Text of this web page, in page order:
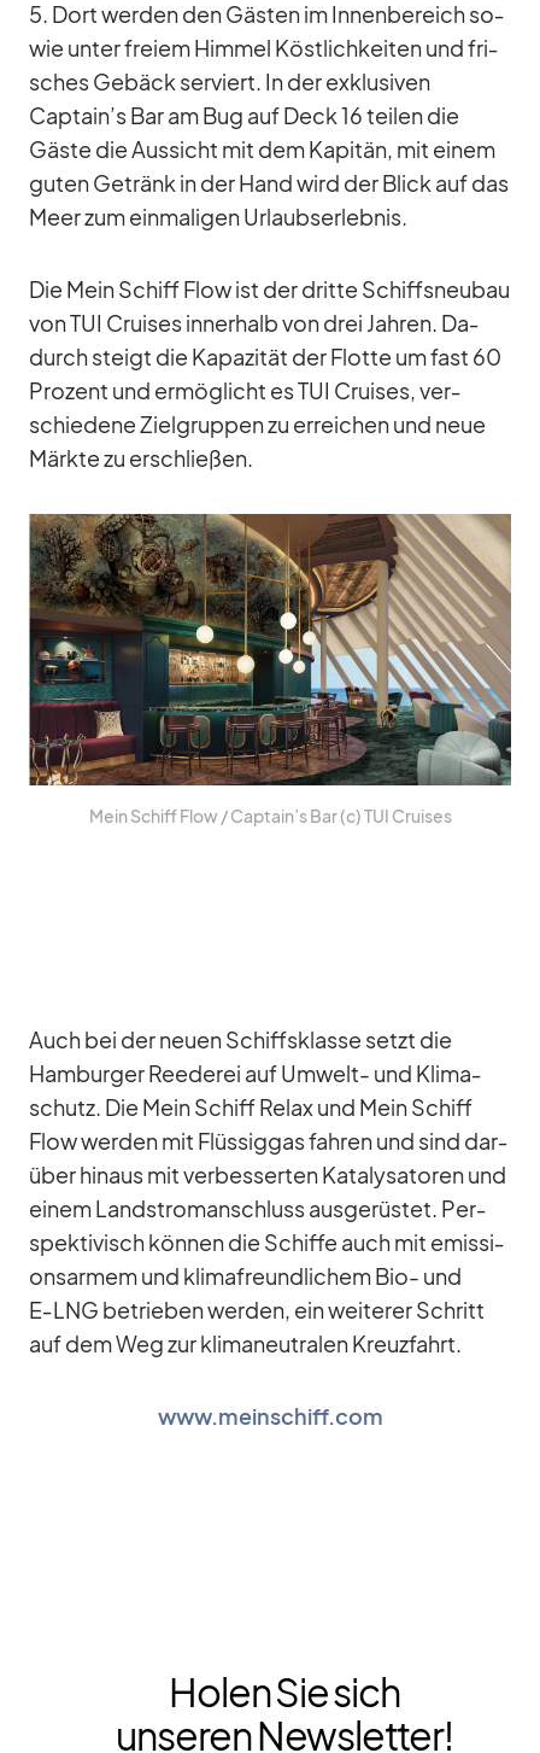
5. Dort wer­den den Gäs­ten im In­nen­be­reich so­
wie un­ter freiem Him­mel Köst­lich­kei­ten und fri­
sches Ge­bäck ser­viert. In der ex­klu­si­ven
Captain’s Bar am Bug auf Deck 16 tei­len die
Gäste die Aus­sicht mit dem Ka­pi­tän, mit ei­nem
gu­ten Ge­tränk in der Hand wird der Blick auf das
Meer zum ein­ma­li­gen Ur­laubs­er­leb­nis.
Die Mein Schiff Flow ist der dritte Schiffs­neu­bau
von TUI Crui­ses in­ner­halb von drei Jah­ren. Da­
durch steigt die Ka­pa­zi­tät der Flotte um fast 60
Pro­zent und er­mög­licht es TUI Crui­ses, ver­
schie­dene Ziel­grup­pen zu er­rei­chen und neue
Märkte zu er­schlie­ßen.
Mein Schiff Flow /​ Captain’s Bar (c) TUI Crui­ses
Auch bei der neuen Schiffs­klasse setzt die
Ham­bur­ger Ree­de­rei auf Um­welt- und Kli­ma­
schutz. Die Mein Schiff Re­lax und Mein Schiff
Flow wer­den mit Flüs­sig­gas fah­ren und sind dar­
über hin­aus mit ver­bes­ser­ten Ka­ta­ly­sa­to­ren und
ei­nem Land­stro­m­an­schluss aus­ge­rüs­tet. Per­
spek­ti­visch kön­nen die Schiffe auch mit emis­si­
ons­ar­mem und kli­ma­freund­li­chem Bio- und
E‑LNG be­trie­ben wer­den, ein wei­te­rer Schritt
auf dem Weg zur kli­ma­neu­tra­len Kreuz­fahrt.
www.meinschiff.com
Holen Sie sich
unseren Newsletter!